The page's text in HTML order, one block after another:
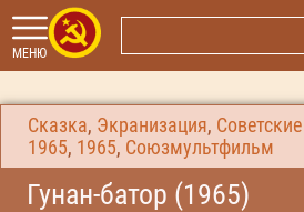
МЕНЮ
Сказка, Экранизация,
1965, 1965, Союзмультфильм
Гунан-батор (1965)